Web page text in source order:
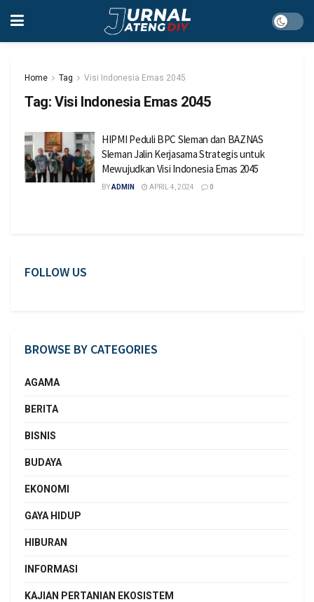
Home Tag Visi Indonesia Emas 2045
Tag: Visi Indonesia Emas 2045
HIPMI Peduli BPC Sleman dan BAZNAS
Sleman Jalin Kerjasama Strategis untuk
Mewujudkan Visi Indonesia Emas 2045
BYADMIN APRIL 4, 2024 0
FOLLOW US
BROWSE BY CATEGORIES
AGAMA
BERITA
BISNIS
BUDAYA
EKONOMI
GAYA HIDUP
HIBURAN
INFORMASI
KAJIAN PERTANIAN EKOSISTEM